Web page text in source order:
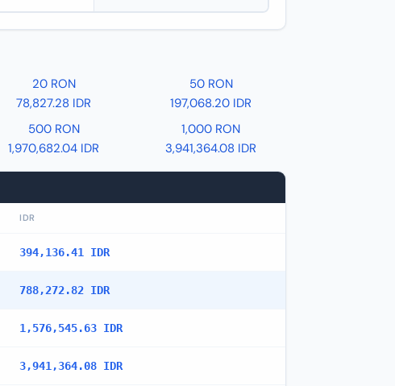
20 RON
78,827.28 IDR
50 RON
197,068.20 IDR
500 RON
1,970,682.04 IDR
1,000 RON
3,941,364.08 IDR
IDR
394,136.41 IDR
788,272.82 IDR
1,576,545.63 IDR
3,941,364.08 IDR